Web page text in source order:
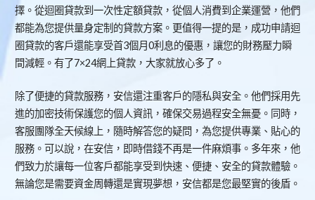
擇。從迴圈貸款到一次性定額貸款，從個人消費到企業運營，他們
都能為您提供量身定制的貸款方案。更值得一提的是，成功申請迴
圈貸款的客戶還能享受首3個月0利息的優惠，讓您的財務壓力瞬
間減輕。有了7×24網上貸款，大家就放心多了。
除了便捷的貸款服務，安信還注重客戶的隱私與安全。他們採用先
進的加密技術保護您的個人資訊，確保交易過程安全無憂。同時，
客服團隊全天候線上，隨時解答您的疑問，為您提供專業、貼心的
服務。可以說，在安信，即時借錢不再是一件麻煩事。多年來，他
們致力於讓每一位客戶都能享受到快速、便捷、安全的貸款體驗。
無論您是需要資金周轉還是實現夢想，安信都是您最堅實的後盾。